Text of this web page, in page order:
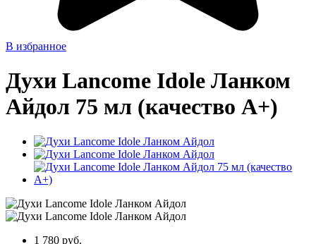
В избранное
Духи Lancome Idole Ланком
Айдол 75 мл (качество А+)
1 780 руб.